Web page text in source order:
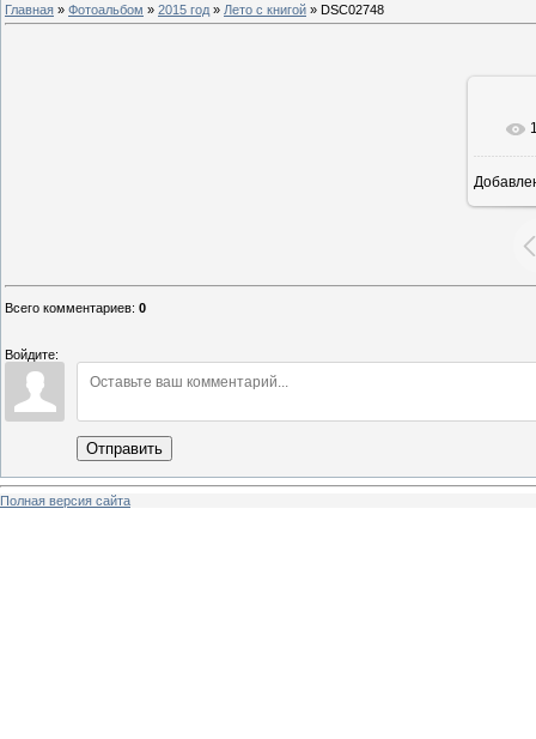
Главная » Фотоальбом » 2015 год » Лето с книгой » DSC02748
Всего комментариев: 0
Войдите:
Отправить
Полная версия сайта